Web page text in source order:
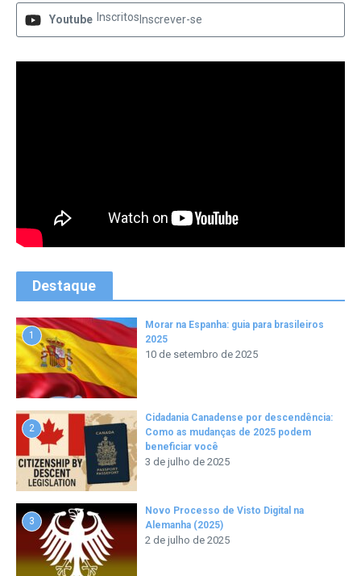
Youtube Inscritos Inscrever-se
Destaque
1
Morar na Espanha: guia para brasileiros
2025
10 de setembro de 2025
2
Cidadania Canadense por descendência:
Como as mudanças de 2025 podem
beneficiar você
3 de julho de 2025
3
Novo Processo de Visto Digital na
Alemanha (2025)
2 de julho de 2025